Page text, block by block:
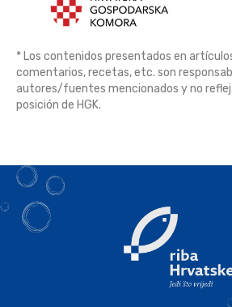
* Los contenidos presentados en
comentarios, recetas, etc. son
autores/fuentes mencionados y no
posición de HGK.